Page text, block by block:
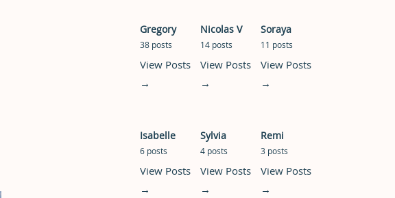
Gregory
38 posts
View Posts
→
Nicolas V
14 posts
View Posts
→
Soraya
11 posts
View Posts
→
Isabelle
6 posts
View Posts
→
Sylvia
4 posts
View Posts
→
Remi
3 posts
View Posts
→